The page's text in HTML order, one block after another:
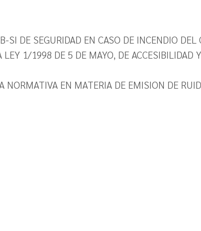
DE SEGURIDAD EN CASO DE INCENDIO DEL
1/1998 DE 5 DE MAYO, DE ACCESIBILIDAD
EN MATERIA DE EMISION DE